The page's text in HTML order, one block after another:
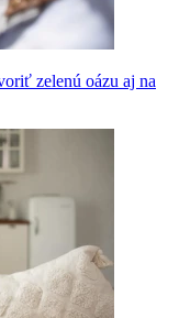
zelenú oázu aj na